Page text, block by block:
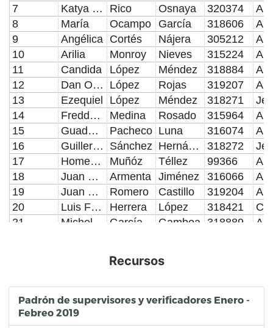
7
Katya Melissa Rico Osnaya
320374
8
María Ocampo García
318606
9
Angélica Cortés Nájera
305212
10
Arilia Monroy Nieves
315224
11
Candida López Méndez
318884
12
Dan Obed López Rojas
319207
13
Ezequiel López Méndez
318271
14
Freddy Jesús Medina Rosado 315964
15
Guadalupe Pacheco Luna
316074
16
Guillermo Sánchez Hernández
318272
17
Homero Israel Muñóz Téllez
99366
18
Juan Carlos Armenta Jiménez
316066
19
Juan Manuel Romero Castillo
319204
20
Luis Felipe Herrera López
318421
21
García Gamboa
318889
Díaz Jiménez
26
Rubén Cuatzo Cuautle
318283
27
Sergio
Recursos
Padrón de supervisores y verificadores Enero -
Febreo 2019